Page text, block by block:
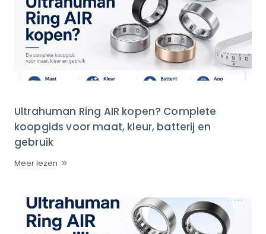
Ultrahuman Ring AIR kopen? Complete
koopgids voor maat, kleur, batterij en
gebruik
Meer lezen